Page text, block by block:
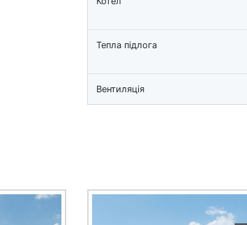
Тепла підлога
Вентиляція